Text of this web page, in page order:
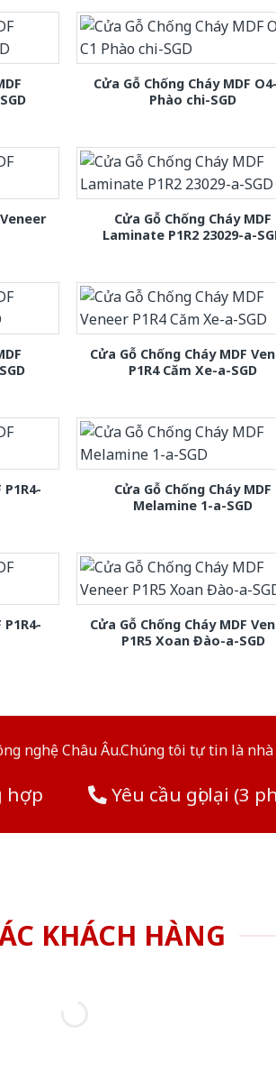
Cửa Gỗ Chống Cháy MDF
Phào chi-SGD
Cửa Gỗ Chống Cháy MDF
Laminate P1R2 23029-a-
Cửa Gỗ Chống Cháy MDF
P1R4 Căm Xe-a-SGD
Cửa Gỗ Chống Cháy MDF
Melamine 1-a-SGD
Cửa Gỗ Chống Cháy MDF
P1R5 Xoan Đào-a-SGD
nghệ Châu Âu.Chúng tôi tự tin là
hợp Yêu cầu gọi lại (3
KHÁCH HÀNG